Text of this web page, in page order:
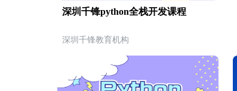
深圳千锋python全栈开发课程
深圳千锋教育机构